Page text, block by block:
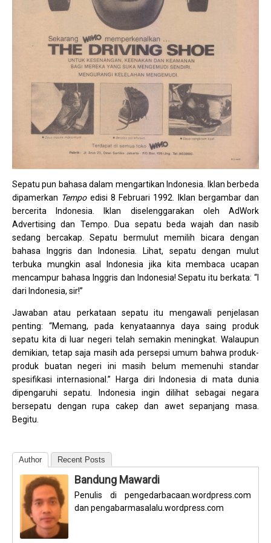
Sepatu pun bahasa dalam mengartikan Indonesia. Iklan berbeda
dipamerkan Tempoedisi 8 Februari 1992. Iklan bergambar dan
bercerita Indonesia. Iklan diselenggarakan oleh AdWork
Advertising dan Tempo. Dua sepatu beda wajah dan nasib
sedang bercakap. Sepatu bermulut memilih bicara dengan
bahasa Inggris dan Indonesia. Lihat, sepatu dengan mulut
terbuka mungkin asal Indonesia jika kita membaca ucapan
mencampur bahasa Inggris dan Indonesia! Sepatu itu berkata: “I
dari Indonesia, sir!”
Jawaban atau perkataan sepatu itu mengawali penjelasan
penting: “Memang, pada kenyataannya daya saing produk
sepatu kita di luar negeri telah semakin meningkat. Walaupun
demikian, tetap saja masih ada persepsi umum bahwa produk-
produk buatan negeri ini masih belum memenuhi standar
spesifikasi internasional.” Harga diri Indonesia di mata dunia
dipengaruhi sepatu. Indonesia ingin dilihat sebagai negara
bersepatu dengan rupa cakep dan awet sepanjang masa.
Begitu.
Author Recent Posts
Bandung Mawardi
Penulis di pengedarbacaan.wordpress.com
dan pengabarmasalalu.wordpress.com